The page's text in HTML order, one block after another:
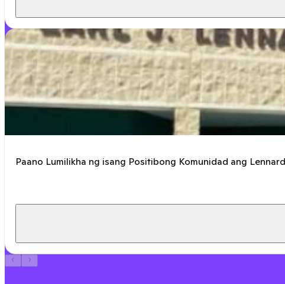
Paano Lumilikha ng isang Positibong Komunidad ang